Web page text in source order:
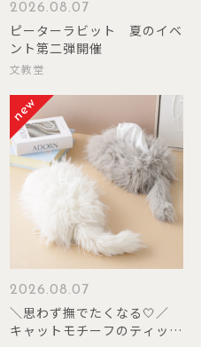
2026.08.07
ピーターラビット 夏のイベ
ント第二弾開催
文教堂
2026.08.07
＼思わず撫でたくなる🤍／
キャットモチーフのティッシ